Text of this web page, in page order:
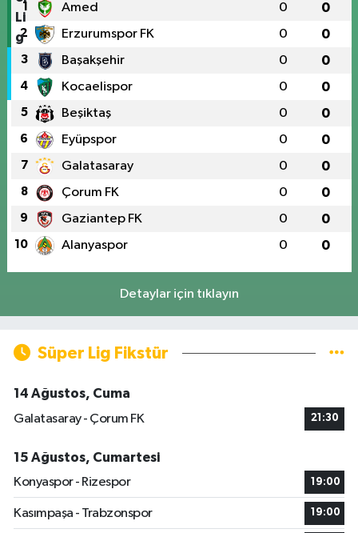
1 Amed 0 0
2 Erzurumspor FK 0 0
3 Başakşehir 0 0
4 Kocaelispor 0 0
5 Beşiktaş 0 0
6 Eyüpspor 0 0
7 Galatasaray 0 0
8 Çorum FK 0 0
9 Gaziantep FK 0 0
10 Alanyaspor 0 0
Detaylar için tıklayın
Süper Lig Fikstür
14 Ağustos, Cuma
Galatasaray - Çorum FK
21:30
15 Ağustos, Cumartesi
Konyaspor - Rizespor
19:00
Kasımpaşa - Trabzonspor 19:00